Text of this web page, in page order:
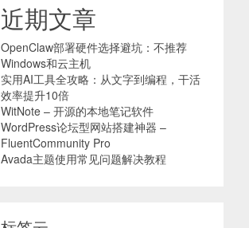
近期文章
OpenClaw部署硬件选择避坑：不推荐
Windows和云主机
实用AI工具全攻略：从文字到编程，干活
效率提升10倍
WitNote – 开源的本地笔记软件
WordPress论坛型网站搭建神器 –
FluentCommunity Pro
Avada主题使用常见问题解决教程